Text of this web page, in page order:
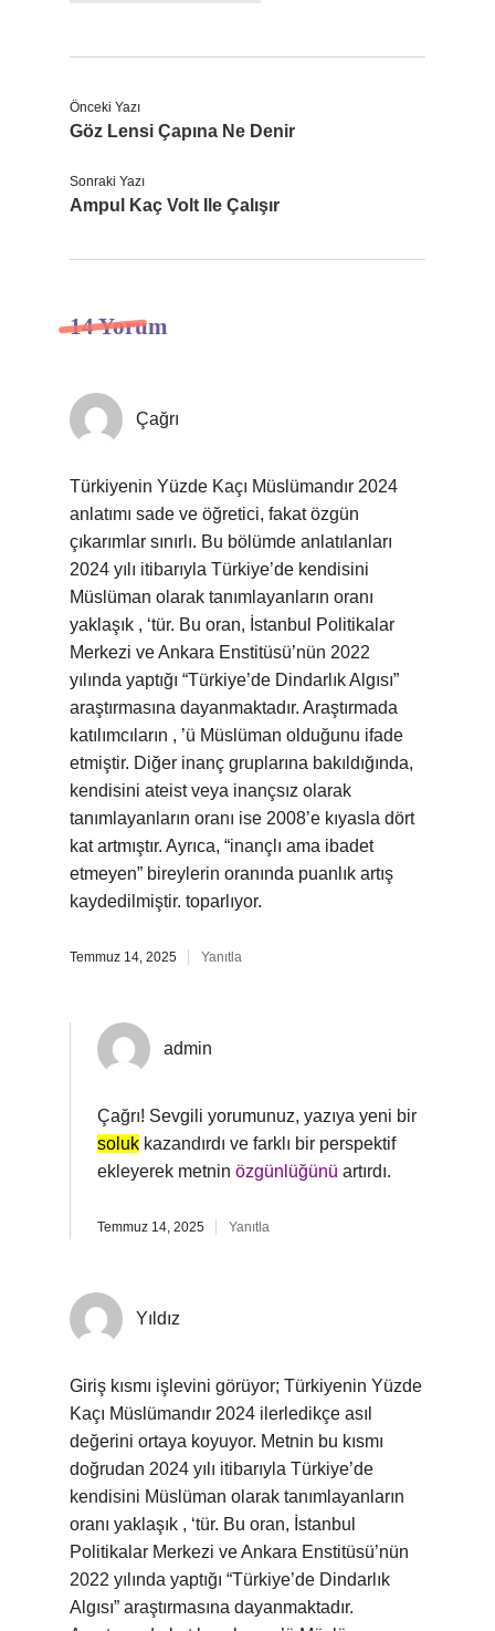
Önceki Yazı
Göz Lensi Çapına Ne Denir
Sonraki Yazı
Ampul Kaç Volt Ile Çalışır
14 Yorum
Çağrı
Türkiyenin Yüzde Kaçı Müslümandır 2024
anlatımı sade ve öğretici, fakat özgün
çıkarımlar sınırlı. Bu bölümde anlatılanları
2024 yılı itibarıyla Türkiye’de kendisini
Müslüman olarak tanımlayanların oranı
yaklaşık , ‘tür. Bu oran, İstanbul Politikalar
Merkezi ve Ankara Enstitüsü’nün 2022
yılında yaptığı “Türkiye’de Dindarlık Algısı”
araştırmasına dayanmaktadır. Araştırmada
katılımcıların , ’ü Müslüman olduğunu ifade
etmiştir. Diğer inanç gruplarına bakıldığında,
kendisini ateist veya inançsız olarak
tanımlayanların oranı ise 2008’e kıyasla dört
kat artmıştır. Ayrıca, “inançlı ama ibadet
etmeyen” bireylerin oranında puanlık artış
kaydedilmiştir. toparlıyor.
Temmuz 14, 2025 Yanıtla
admin
Çağrı! Sevgili yorumunuz, yazıya yeni bir
soluk kazandırdı ve farklı bir perspektif
ekleyerek metnin özgünlüğünü artırdı.
Temmuz 14, 2025 Yanıtla
Yıldız
Giriş kısmı işlevini görüyor; Türkiyenin Yüzde
Kaçı Müslümandır 2024 ilerledikçe asıl
değerini ortaya koyuyor. Metnin bu kısmı
doğrudan 2024 yılı itibarıyla Türkiye’de
kendisini Müslüman olarak tanımlayanların
oranı yaklaşık , ‘tür. Bu oran, İstanbul
Politikalar Merkezi ve Ankara Enstitüsü’nün
2022 yılında yaptığı “Türkiye’de Dindarlık
Algısı” araştırmasına dayanmaktadır.